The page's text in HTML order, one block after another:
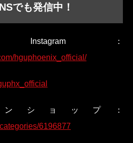
でも発信中！
：
hguphoenix_official/
ショップ：
6196877